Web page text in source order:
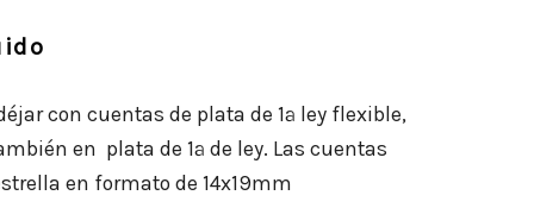
con cuentas de plata de 1ª ley flexible,
en plata de 1ª de ley. Las cuentas
en formato de 14x19mm